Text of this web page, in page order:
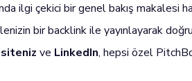
ilgi çekici bir genel bakış makalesi
bir backlink ile yayınlayarak
ve LinkedIn, hepsi özel